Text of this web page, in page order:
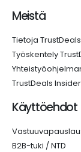
Meistä
Tietoja
Työskentely
TrustDeals Insider
Käyttöehdot
B2B-tuki / NTD